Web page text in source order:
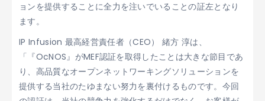
ョンを提供することに全力を注いでいることの証左となり
ます。
IP Infusion 最高経営責任者（CEO） 緒方 淳は、
「『OcNOS』がMEF認証を取得したことは大きな節目であ
り、高品質なオープンネットワーキングソリューションを
提供する当社のたゆまない努力を裏付けるものです。今回